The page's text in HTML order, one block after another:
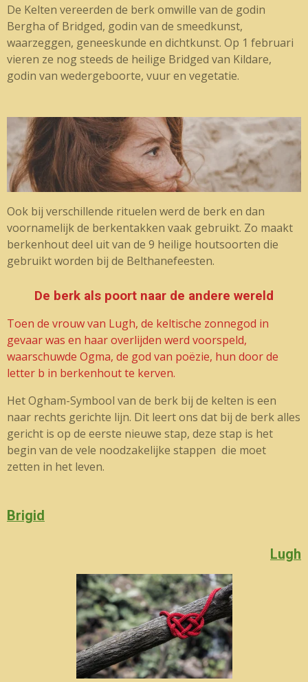
De Kelten vereerden de berk omwille van de godin
Bergha of Bridged, godin van de smeedkunst,
waarzeggen, geneeskunde en dichtkunst. Op 1 februari
vieren ze nog steeds de heilige Bridged van Kildare,
godin van wedergeboorte, vuur en vegetatie.
Ook bij verschillende rituelen werd de berk en dan
voornamelijk de berkentakken vaak gebruikt. Zo maakt
berkenhout deel uit van de 9 heilige houtsoorten die
gebruikt worden bij de Belthanefeesten.
De berk als poort naar de andere wereld
Toen de vrouw van Lugh, de keltische zonnegod in
gevaar was en haar overlijden werd voorspeld,
waarschuwde Ogma, de god van poëzie, hun door de
letter b in berkenhout te kerven.
Het Ogham-Symbool van de berk bij de kelten is een
naar rechts gerichte lijn. Dit leert ons dat bij de berk alles
gericht is op de eerste nieuwe stap, deze stap is het
begin van de vele noodzakelijke stappen die moet
zetten in het leven.
Brigid
Lugh